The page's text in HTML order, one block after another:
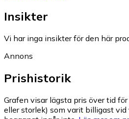
Insikter
Vi har inga insikter för den här
Annons
Prishistorik
Grafen visar lägsta pris över tid
eller storlek) som varit billigast